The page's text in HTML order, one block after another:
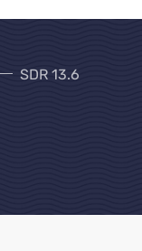
SDR 13.6